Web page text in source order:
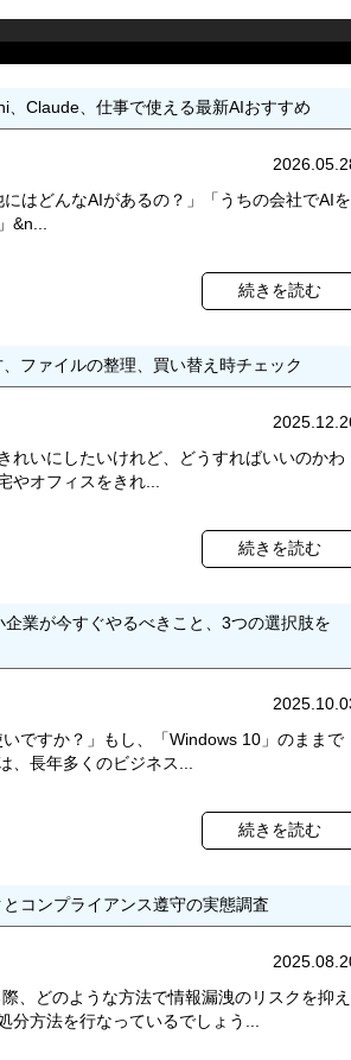
Claude、仕事で使える最新AIおすすめ
はどんなAIがあるの？」「うちの会社でAIを
&n...
続きを読む
ファイルの整理、買い替え時チェック
れいにしたいけれど、どうすればいいのかわ
やオフィスをきれ...
続きを読む
業が今すぐやるべきこと、3つの選択肢を
いですか？」もし、「Windows 10」のままで
、長年多くのビジネス...
続きを読む
コンプライアンス遵守の実態調査
、どのような方法で情報漏洩のリスクを抑え
分方法を行なっているでしょう...